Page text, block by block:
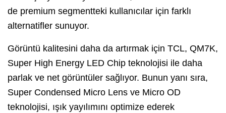
de premium segmentteki kullanıcılar için farklı
alternatifler sunuyor.
Görüntü kalitesini daha da artırmak için TCL, QM7K,
Super High Energy LED Chip teknolojisi ile daha
parlak ve net görüntüler sağlıyor. Bunun yanı sıra,
Super Condensed Micro Lens ve Micro OD
teknolojisi, ışık yayılımını optimize ederek